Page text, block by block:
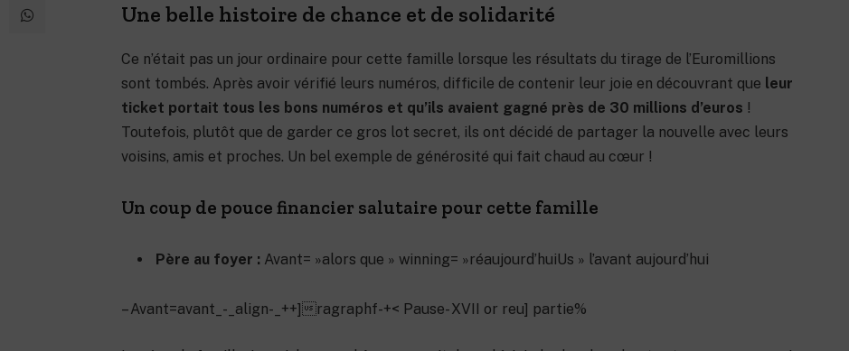
Une belle histoire de chance et de solidarité
Ce n’était pas un jour ordinaire pour cette famille lorsque les résultats du tirage de l’Euromillions
sont tombés. Après avoir vérifié leurs numéros, difficile de contenir leur joie en découvrant que leur
ticket portait tous les bons numéros et qu’ils avaient gagné près de 30 millions d’euros !
Toutefois, plutôt que de garder ce gros lot secret, ils ont décidé de partager la nouvelle avec leurs
voisins, amis et proches. Un bel exemple de générosité qui fait chaud au cœur !
Un coup de pouce financier salutaire pour cette famille
Père au foyer : Avant= »alors que » winning= »réaujourd’huiUs » l’avant aujourd’hui
– Avant=avant_-_align-_++]ragraphf-+< Pause- XVII or reu] partie%